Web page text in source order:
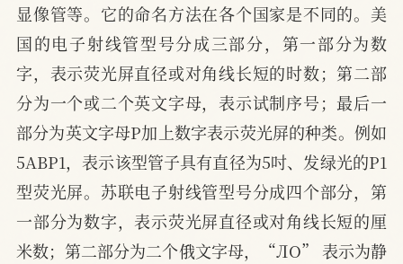
显像管等。它的命名方法在各个国家是不同的。美
国的电子射线管型号分成三部分，第一部分为数
字，表示荧光屏直径或对角线长短的时数；第二部
分为一个或二个英文字母，表示试制序号；最后一
部分为英文字母P加上数字表示荧光屏的种类。例如
5ABP1，表示该型管子具有直径为5吋、发绿光的P1
型荧光屏。苏联电子射线管型号分成四个部分，第
一部分为数字，表示荧光屏直径或对角线长短的厘
米数；第二部分为二个俄文字母，“ЛО” 表示为静